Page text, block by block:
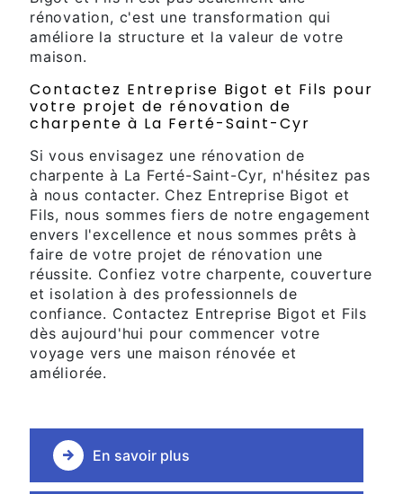
rénovation, c'est une transformation qui
améliore la structure et la valeur de votre
maison.
Contactez Entreprise Bigot et Fils pour
votre projet de rénovation de
charpente à La Ferté-Saint-Cyr
Si vous envisagez une rénovation de
charpente à La Ferté-Saint-Cyr, n'hésitez pas
à nous contacter. Chez Entreprise Bigot et
Fils, nous sommes fiers de notre engagement
envers l'excellence et nous sommes prêts à
faire de votre projet de rénovation une
réussite. Confiez votre charpente, couverture
et isolation à des professionnels de
confiance. Contactez Entreprise Bigot et Fils
dès aujourd'hui pour commencer votre
voyage vers une maison rénovée et
améliorée.
En savoir plus